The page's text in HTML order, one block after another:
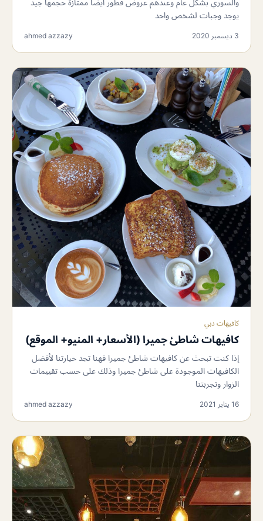
والسوري بشكل عام وعندهم عروض فطور ايضا ممتازة حجمها جيد
يوجد وجبات لشخص واحد
3 ديسمبر 2020 ahmed azzazy
كافيهات دبي
كافيهات شاطئ جميرا (الأسعار+ المنيو+ الموقع)
إذا كنت تبحث عن كافيهات شاطئ جميرا فهنا تجد خيارتنا لأفضل
الكافيهات الموجودة على شاطئ جميرا وذلك على حسب تقييمات
الزوار وتجربتنا
16 يناير 2021 ahmed azzazy